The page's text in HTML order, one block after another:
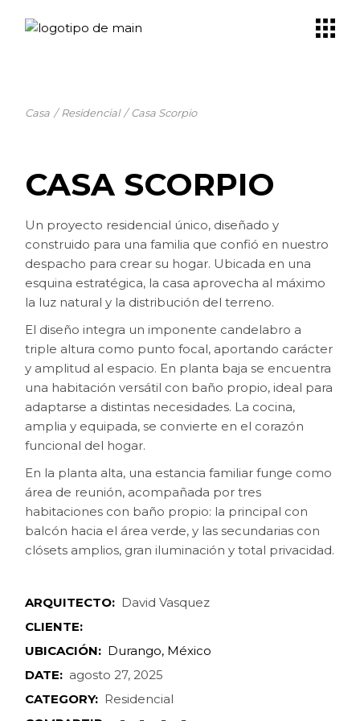
Casa Residencial Casa Scorpio
CASA SCORPIO
Un proyecto residencial único, diseñado y
construido para una familia que confió en nuestro
despacho para crear su hogar. Ubicada en una
esquina estratégica, la casa aprovecha al máximo
la luz natural y la distribución del terreno.
El diseño integra un imponente candelabro a
triple altura como punto focal, aportando carácter
y amplitud al espacio. En planta baja se encuentra
una habitación versátil con baño propio, ideal para
adaptarse a distintas necesidades. La cocina,
amplia y equipada, se convierte en el corazón
funcional del hogar.
En la planta alta, una estancia familiar funge como
área de reunión, acompañada por tres
habitaciones con baño propio: la principal con
balcón hacia el área verde, y las secundarias con
clósets amplios, gran iluminación y total privacidad.
ARQUITECTO: David Vasquez
CLIENTE:
UBICACIÓN: Durango, México
DATE: agosto 27, 2025
CATEGORY: Residencial